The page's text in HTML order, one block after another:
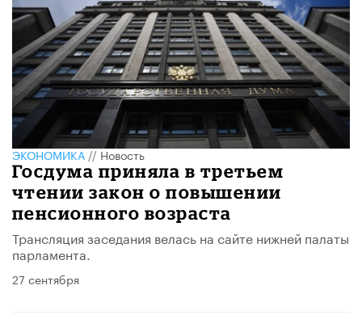
ЭКОНОМИКА//Новость
Госдума приняла в третьем
чтении закон о повышении
пенсионного возраста
Трансляция заседания велась на сайте нижней палаты
парламента.
27 сентября